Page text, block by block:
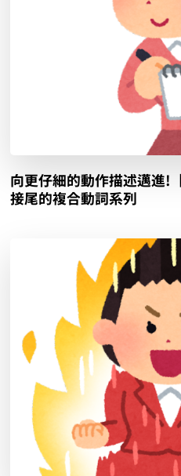
向更仔細的動作描述邁進!
接尾的複合動詞系列